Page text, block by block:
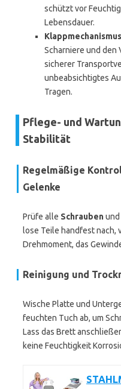
schützt vor
Lebensdauer.
Scharniere und den
sicherer
unbeabsichtigtes
Tragen.
Pflege- und
Stabilität
Regelmäßige
Gelenke
Prüfe alle Schrauben
lose Teile handfest nach,
Drehmoment, das
Reinigung und
Wische Platte und
feuchten Tuch ab, um
Lass das Brett
keine Feuchtigkeit